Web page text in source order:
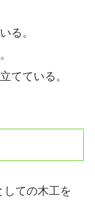
る。
てている。
しての木工を